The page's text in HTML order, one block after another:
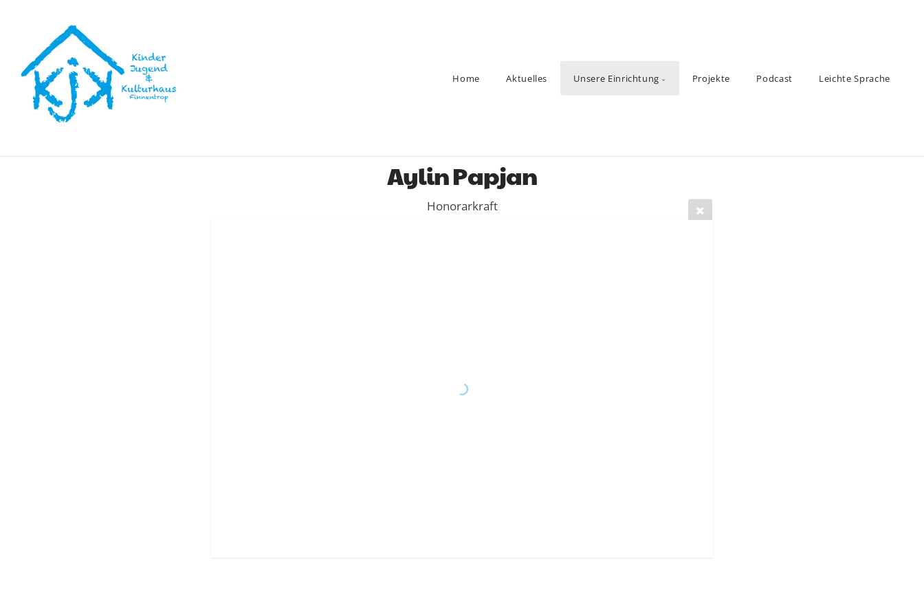
Home Aktuelles Unsere Einrichtung Projekte Podcast Leichte Sprache
Aylin Papjan
Honorarkraft